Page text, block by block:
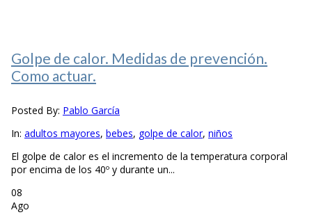
Golpe de calor. Medidas de prevención.
Como actuar.
Posted By: Pablo García
In: adultos mayores, bebes, golpe de calor, niños
El golpe de calor es el incremento de la temperatura corporal
por encima de los 40º y durante un...
08
Ago